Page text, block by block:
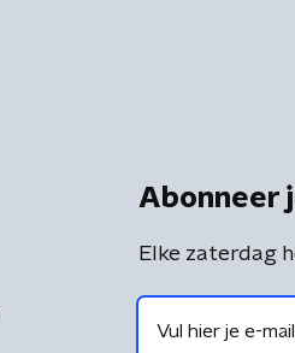
Abonneer
Elke zaterdag